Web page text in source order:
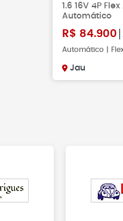
1.6 16V 4P
Automático
R$ 84.900
Automático |
Jau